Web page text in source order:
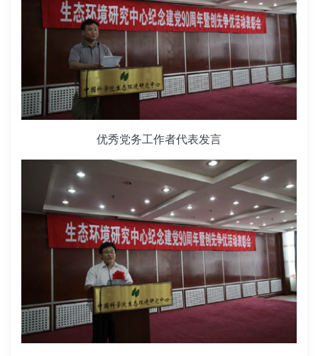
优秀党务工作者代表发言